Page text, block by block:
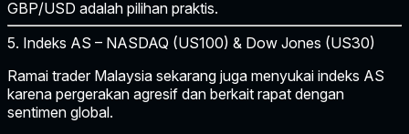
GBP/USD adalah pilihan praktis.
5. Indeks AS – NASDAQ (US100) & Dow Jones (US30)
Ramai trader Malaysia sekarang juga menyukai indeks AS
karena pergerakan agresif dan berkait rapat dengan
sentimen global.